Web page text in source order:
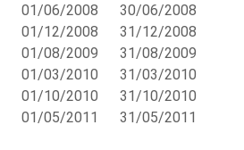
01/06/2008
01/12/2008
01/08/2009
01/03/2010
01/10/2010
01/05/2011
30/06/2008
31/12/2008
31/08/2009
31/03/2010
31/10/2010
31/05/2011